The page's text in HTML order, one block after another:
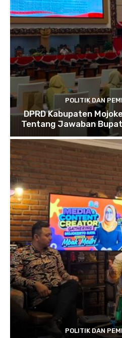
POLITIK DAN
DPRD Kabupaten
Tentang Jawaban
POLITIK DAN